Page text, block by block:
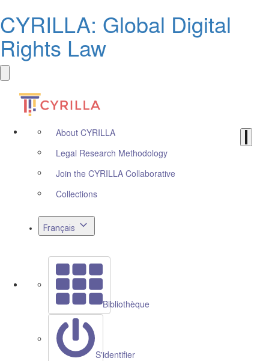
CYRILLA: Global Digital
Rights Law
About CYRILLA
Legal Research Methodology
Join the CYRILLA Collaborative
Collections
Français
Bibliothèque
S'identifier